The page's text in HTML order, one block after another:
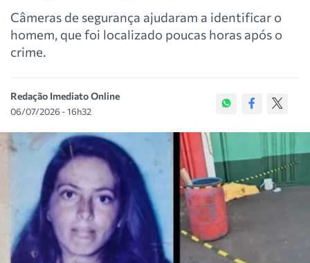
Câmeras de segurança ajudaram a identificar o
homem, que foi localizado poucas horas após o
crime.
Redação Imediato Online
06/07/2026 - 16h32